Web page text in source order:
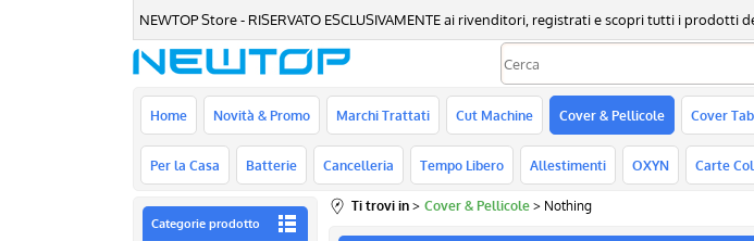
NEWTOP Store - RISERVATO ESCLUSIVAMENTE ai rivenditori, registrati e scopri tutti i prodotti
Home Novità & Promo Marchi Trattati Cut Machine Cover & Pellicole Cover
Per la Casa Batterie Cancelleria Tempo Libero Allestimenti OXYN Carte
Categorie prodotto
Ti trovi in Cover & Pellicole Nothing